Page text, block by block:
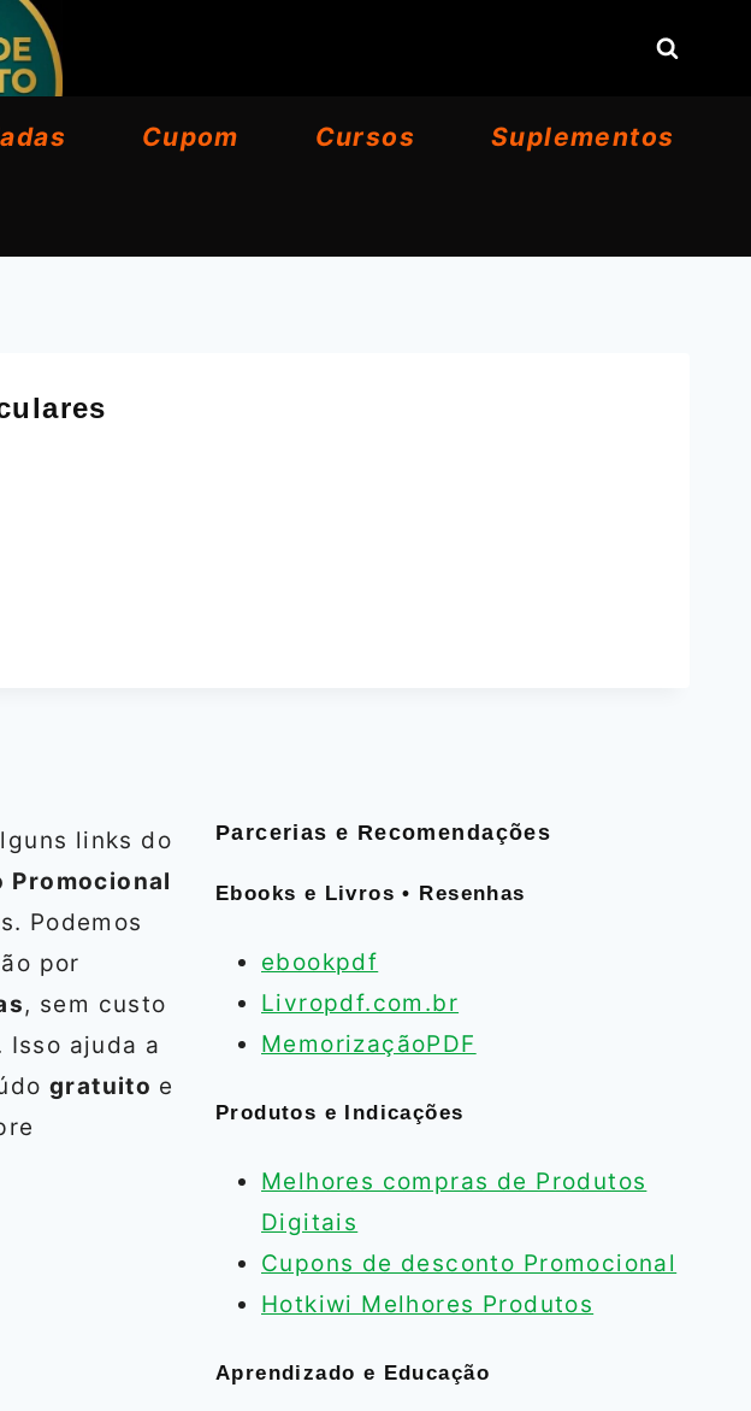
Cupom Cursos Suplementos
links do
Promocional
Podemos
por
, sem custo
ajuda a
gratuito e
Parcerias e Recomendações
Ebooks e Livros • Resenhas
ebookpdf
Livropdf.com.br
MemorizaçãoPDF
Produtos e Indicações
Melhores compras de Produtos
Digitais
Cupons de desconto Promocional
Hotkiwi Melhores Produtos
Aprendizado e Educação